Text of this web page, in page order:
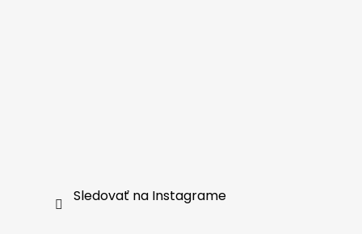
Sledovať na Instagrame